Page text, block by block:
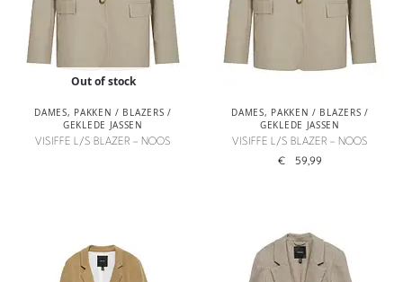
Out of stock
DAMES, PAKKEN / BLAZERS /
GEKLEDE JASSEN
VISIFFE L/S BLAZER – NOOS
DAMES, PAKKEN / BLAZERS /
GEKLEDE JASSEN
VISIFFE L/S BLAZER – NOOS
€ 59,99